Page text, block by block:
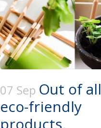
07 Sep Out of all
eco-friendly
products,